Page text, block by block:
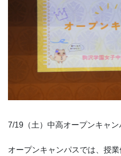
7/19（土）中高オープンキャン
オープンキャンパスでは、授